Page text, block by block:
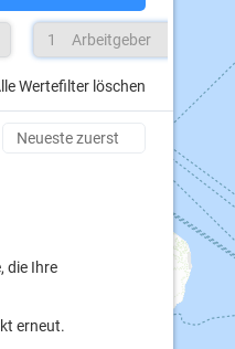
1 Arbeitgeber
Wertefilter löschen
die Ihre
erneut.